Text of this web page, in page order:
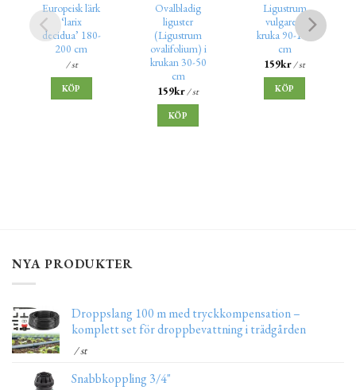
Europeisk lärk
‘larix
decidua’ 180-
200 cm
/ st
KÖP
Ovalbladig
liguster
(Ligustrum
ovalifolium) i
krukan 30-50
cm
159kr / st
KÖP
Ligustrum
vulgare’ i
kruka 90-110
cm
159kr / st
KÖP
NYA PRODUKTER
Droppslang 100 m med tryckkompensation –
komplett set för droppbevattning i trädgården
/ st
Snabbkoppling 3/4"